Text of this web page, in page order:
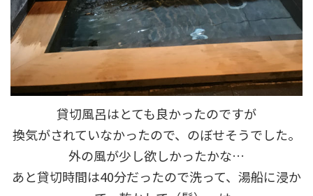
貸切風呂はとても良かったのですが
換気がされていなかったので、のぼせそうでした。
外の風が少し欲しかったかな…
あと貸切時間は40分だったので洗って、湯船に浸か